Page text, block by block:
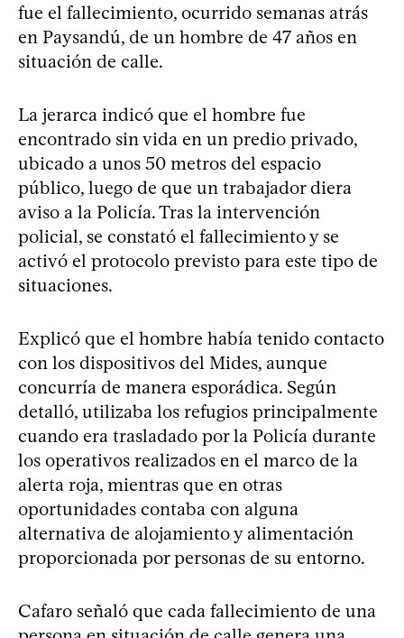
fue el fallecimiento, ocurrido semanas atrás
en Paysandú, de un hombre de 47 años en
situación de calle.
La jerarca indicó que el hombre fue
encontrado sin vida en un predio privado,
ubicado a unos 50 metros del espacio
público, luego de que un trabajador diera
aviso a la Policía. Tras la intervención
policial, se constató el fallecimiento y se
activó el protocolo previsto para este tipo de
situaciones.
Explicó que el hombre había tenido contacto
con los dispositivos del Mides, aunque
concurría de manera esporádica. Según
detalló, utilizaba los refugios principalmente
cuando era trasladado por la Policía durante
los operativos realizados en el marco de la
alerta roja, mientras que en otras
oportunidades contaba con alguna
alternativa de alojamiento y alimentación
proporcionada por personas de su entorno.
Cafaro señaló que cada fallecimiento de una